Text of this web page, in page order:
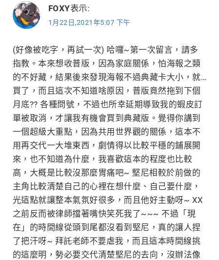
言
導
覽
FOXY表示:
1月22日,2021年5:07 下午
(好像被吃字，再試一次) 哈囉~第一次留言，請多
指教。本來想收普版，因為家庭關係，怕海報之類
的不好藏，結果後來發現海報不過典藏卡大小，就…
買了，而且這次不知道啥原因，普版竟然拖到下個
月底?? 各種問號，不過也所幸延期導致我的蝦皮訂
單被取消，才讓我有機會買到典藏版。覺得你講到
一個超級大重點，因為共用世界觀的關係，這本不
用再交代一大堆東西，劇情得以比較平穩的鋪展開
來，也不知道為什麼，我喜歡這本的程度也比較
高，大概是比較沒那麼胃痛吧~ 堅尼相較於前做的
主角比較清楚自己的心裡在想什麼、自己要什麼，
光這點就讓整本氣氛好很多，而且他好主動呀~ XX
之前反而被律師擋著嘴快笑死我了~~~ 不過「現
在」的時間線從頭到尾都沒看到堅尼，真的讓人捏
了把汗呀~ 拜託老師不要虐我，而且這本時間線挑
的這麼明，勢必要交代清楚堅尼的去向，沒辦法像